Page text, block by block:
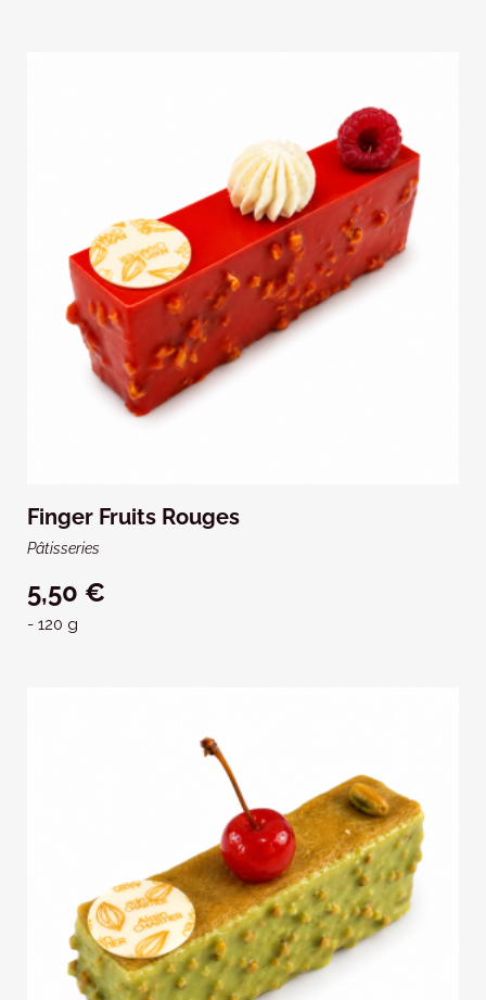
Finger Fruits Rouges
Pâtisseries
5,50 €
- 120 g